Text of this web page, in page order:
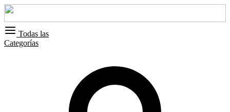
Todas las
Categorías